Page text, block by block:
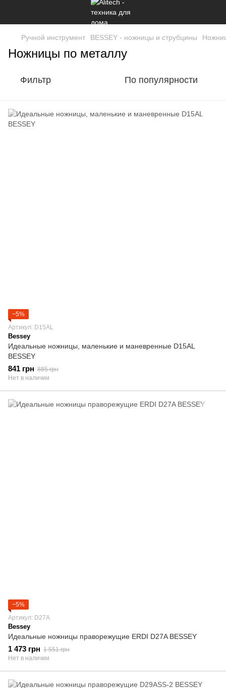
Ручной инструмент BESSEY - ножницы и струбцины
Ножницы по металлу
Фильтр По популярности
−5%
Артикул: D15AL
Bessey
Идеальные ножницы, маленькие и маневренные D15AL
BESSEY
841 грн 885 грн
Нет в наличии
−5%
Артикул: D27A
Bessey
Идеальные ножницы праворежущие ERDI D27A BESSEY
1 473 грн 1 551 грн
Нет в наличии